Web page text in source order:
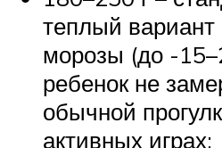
теплый
морозы (до -
ребенок не
обычной
активных играх;